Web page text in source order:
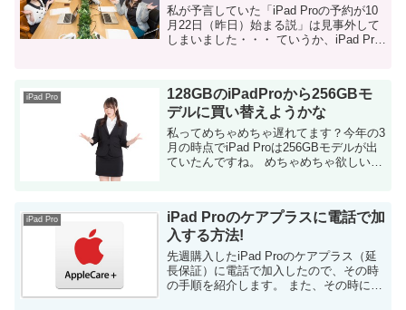
私が予言していた「iPad Proの予約が10
月22日（昨日）始まる説」は見事外して
しまいました・・・ ていうか、iPad Pro
iPad Pro
128GBのiPadProから256GBモ
デルに買い替えようかな
私ってめちゃめちゃ遅れてます？今年の3
月の時点でiPad Proは256GBモデルが出
ていたんですね。 めちゃめちゃ欲しいよ
iPad Pro
iPad Proのケアプラスに電話で加
入する方法!
先週購入したiPad Proのケアプラス（延
長保証）に電話で加入したので、その時
の手順を紹介します。 また、その時に